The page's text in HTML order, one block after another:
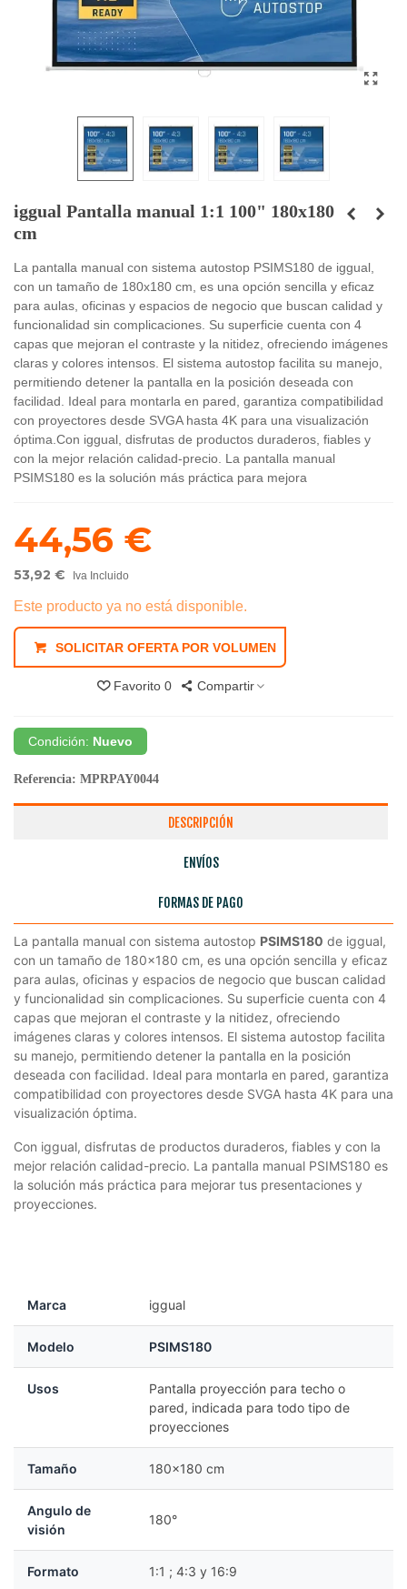
iggual Pantalla manual 1:1 100" 180x180
cm
La pantalla manual con sistema autostop PSIMS180 de iggual,
con un tamaño de 180x180 cm, es una opción sencilla y eficaz
para aulas, oficinas y espacios de negocio que buscan calidad y
funcionalidad sin complicaciones. Su superficie cuenta con 4
capas que mejoran el contraste y la nitidez, ofreciendo imágenes
claras y colores intensos. El sistema autostop facilita su manejo,
permitiendo detener la pantalla en la posición deseada con
facilidad. Ideal para montarla en pared, garantiza compatibilidad
con proyectores desde SVGA hasta 4K para una visualización
óptima.Con iggual, disfrutas de productos duraderos, fiables y
con la mejor relación calidad-precio. La pantalla manual
PSIMS180 es la solución más práctica para mejora
44,56 €
53,92 € Iva Incluido
Este producto ya no está disponible.
SOLICITAR OFERTA POR VOLUMEN
Favorito 0 Compartir
Condición: Nuevo
Referencia: MPRPAY0044
DESCRIPCIÓN
ENVÍOS
FORMAS DE PAGO
La pantalla manual con sistema autostop PSIMS180 de iggual,
con un tamaño de 180x180 cm, es una opción sencilla y eficaz
para aulas, oficinas y espacios de negocio que buscan calidad
y funcionalidad sin complicaciones. Su superficie cuenta con 4
capas que mejoran el contraste y la nitidez, ofreciendo
imágenes claras y colores intensos. El sistema autostop facilita
su manejo, permitiendo detener la pantalla en la posición
deseada con facilidad. Ideal para montarla en pared, garantiza
compatibilidad con proyectores desde SVGA hasta 4K para una
visualización óptima.
Con iggual, disfrutas de productos duraderos, fiables y con la
mejor relación calidad-precio. La pantalla manual PSIMS180 es
la solución más práctica para mejorar tus presentaciones y
proyecciones.
Marca iggual
Modelo PSIMS180
Usos
Pantalla proyección para techo o
pared, indicada para todo tipo de
proyecciones
Tamaño 180x180 cm
Angulo de
visión
180°
Formato 1:1 ; 4:3 y 16:9